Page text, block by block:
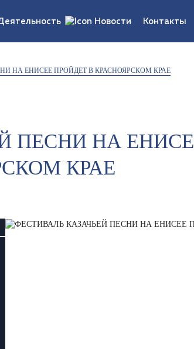
Вакансии
Новости Контакты
НА ЕНИСЕЕ ПРОЙДЕТ В КРАСНОЯРСКОМ КРАЕ
ПЕСНИ НА
КРАЕ